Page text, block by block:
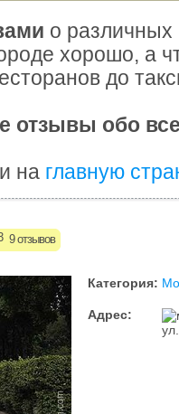
о различных
хорошо, а
до
отзывы обо
на главную
9 отзывов
Категория:
Адрес: